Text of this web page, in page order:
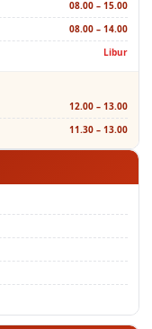
08.00 – 14.00
Libur
11.30 – 13.00